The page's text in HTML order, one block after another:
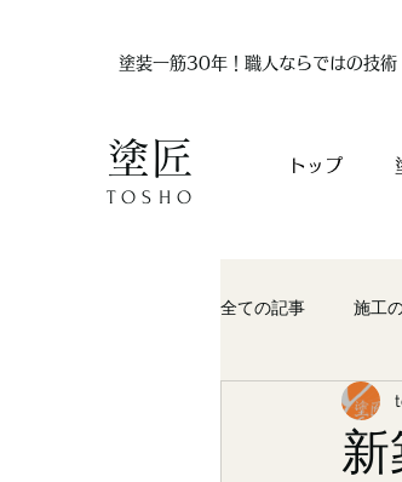
塗匠
TOSHO
トップ
全ての記事 施工
新
塗装一筋30年！職人ならではの技術